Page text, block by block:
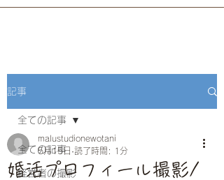
記事
全ての記事
経営者の撮影
全ての記事
婚活プロフィール撮影/
malustudionewotani
5月15日 読了時間: 1分